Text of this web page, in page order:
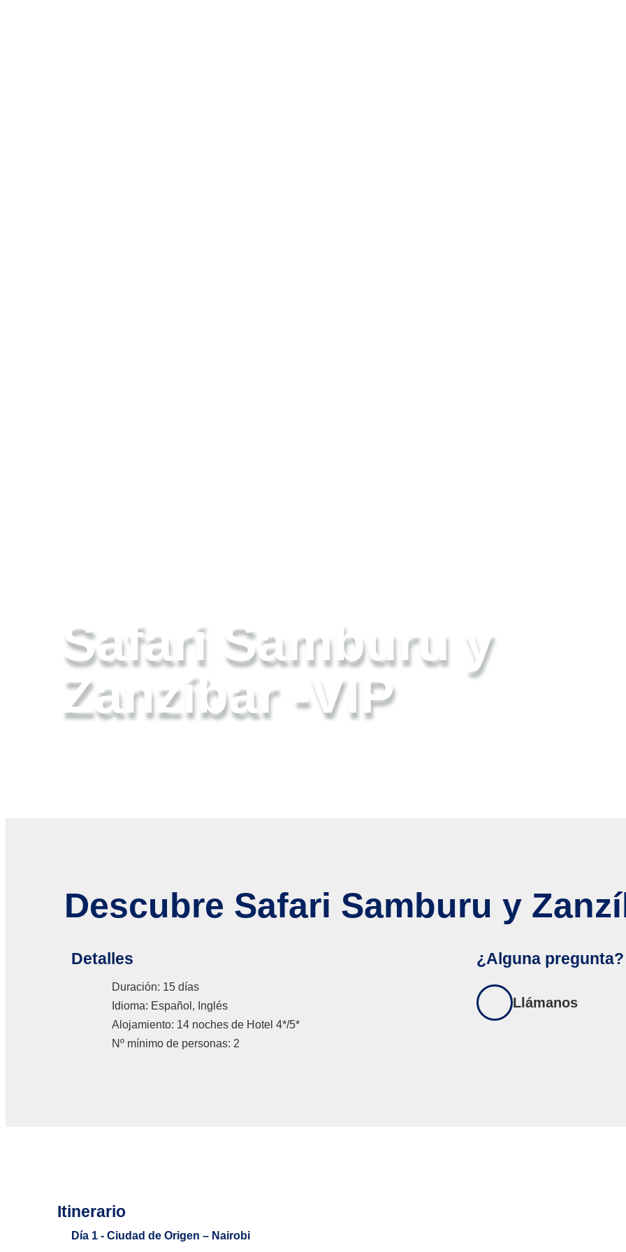
Safari Samburu y
Zanzíbar -VIP
Descubre Safari Samburu y
Detalles
Duración: 15 días
Idioma: Español, Inglés
Alojamiento: 14 noches de Hotel 4*/5*
Nº mínimo de personas: 2
¿Alguna pregunta?
Llámanos
Itinerario
Día 1 - Ciudad de Origen – Nairobi